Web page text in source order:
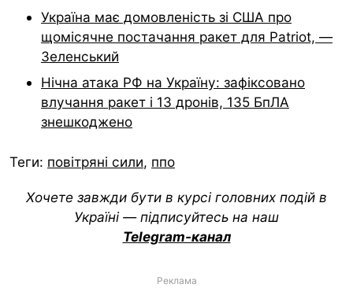
Україна має домовленість зі США про
щомісячне постачання ракет для Patriot, —
Зеленський
Нічна атака РФ на Україну: зафіксовано
влучання ракет і 13 дронів, 135 БпЛА
знешкоджено
Теги: повітряні сили, ппо
Хочете завжди бути в курсі головних подій в
Україні — підписуйтесь на наш
Telegram-канал
Реклама